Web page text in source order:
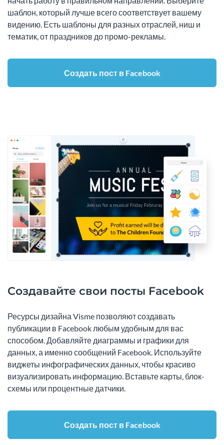
шаблон, который лучше всего соответствует вашему
видению. Есть шаблоны для разных отраслей, ниш и
тематик, от праздников до промо-рекламы.
Создать пост в Facebook
Создавайте свои посты Facebook
Ресурсы дизайна Visme позволяют создавать
публикации в Facebook любым удобным для вас
способом. Добавляйте диаграммы и графики для
данных, а именно сообщений Facebook. Используйте
виджеты инфографических данных, чтобы красиво
визуализировать информацию. Вставьте карты, блок-
схемы или процентные датчики.
Создать пост в Facebook